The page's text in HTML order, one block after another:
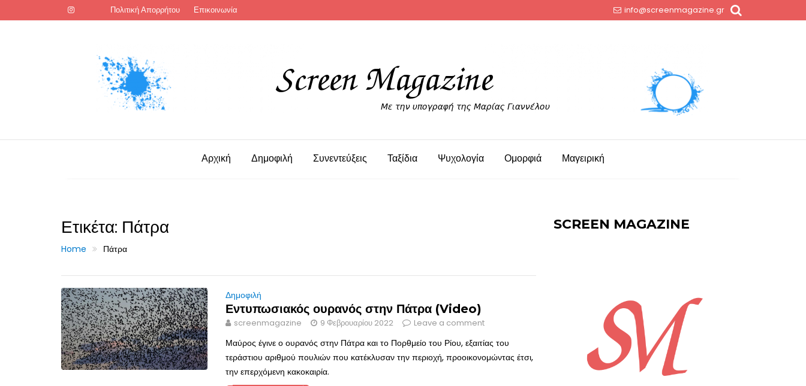
to
Πολιτική Απορρήτου Επικοινωνία info@screenmagazine.gr
Αρχική Δημοφιλή Συνεντεύξεις Ταξίδια Ψυχολογία Ομορφιά Μαγειρική
Ετικέτα: Πάτρα
Home Πάτρα
Δημοφιλή
Εντυπωσιακός ουρανός στην Πάτρα (Video)
screenmagazine 9 Φεβρουαρίου 2022 Leave a comment
Μαύρος έγινε ο ουρανός στην Πάτρα και το Πορθμείο του Ρίου, εξαιτίας του
τεράστιου αριθμού πουλιών που κατέκλυσαν την περιοχή, προοικονομώντας έτσι,
την επερχόμενη κακοκαιρία.
SCREEN MAGAZINE